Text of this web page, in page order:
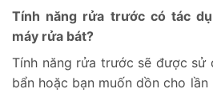
Tính năng rửa trước có tác
máy rửa bát?
Tính năng rửa trước sẽ được sử
bẩn hoặc bạn muốn dồn cho